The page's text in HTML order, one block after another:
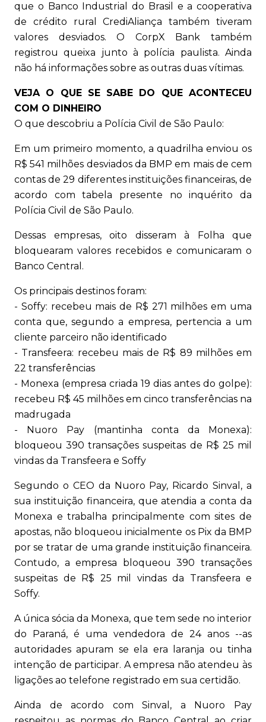
que o Banco Industrial do Brasil e a cooperativa
de crédito rural CrediAliança também tiveram
valores desviados. O CorpX Bank também
registrou queixa junto à polícia paulista. Ainda
não há informações sobre as outras duas vítimas.
VEJA O QUE SE SABE DO QUE ACONTECEU
COM O DINHEIRO
O que descobriu a Polícia Civil de São Paulo:
Em um primeiro momento, a quadrilha enviou os
R$ 541 milhões desviados da BMP em mais de cem
contas de 29 diferentes instituições financeiras, de
acordo com tabela presente no inquérito da
Polícia Civil de São Paulo.
Dessas empresas, oito disseram à Folha que
bloquearam valores recebidos e comunicaram o
Banco Central.
Os principais destinos foram:
- Soffy: recebeu mais de R$ 271 milhões em uma
conta que, segundo a empresa, pertencia a um
cliente parceiro não identificado
- Transfeera: recebeu mais de R$ 89 milhões em
22 transferências
- Monexa (empresa criada 19 dias antes do golpe):
recebeu R$ 45 milhões em cinco transferências na
madrugada
- Nuoro Pay (mantinha conta da Monexa):
bloqueou 390 transações suspeitas de R$ 25 mil
vindas da Transfeera e Soffy
Segundo o CEO da Nuoro Pay, Ricardo Sinval, a
sua instituição financeira, que atendia a conta da
Monexa e trabalha principalmente com sites de
apostas, não bloqueou inicialmente os Pix da BMP
por se tratar de uma grande instituição financeira.
Contudo, a empresa bloqueou 390 transações
suspeitas de R$ 25 mil vindas da Transfeera e
Soffy.
A única sócia da Monexa, que tem sede no interior
do Paraná, é uma vendedora de 24 anos --as
autoridades apuram se ela era laranja ou tinha
intenção de participar. A empresa não atendeu às
ligações ao telefone registrado em sua certidão.
Ainda de acordo com Sinval, a Nuoro Pay